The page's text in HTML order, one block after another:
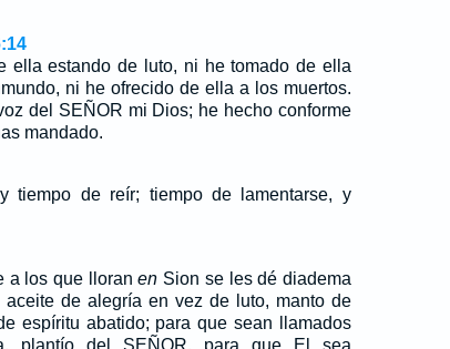
ella estando de luto, ni he tomado de ella
ni he ofrecido de ella a los muertos.
del SEÑOR mi Dios; he hecho conforme
mandado.
tiempo de reír; tiempo de lamentarse, y
a los que lloranen Sion se les dé diadema
de alegría en vez de luto, manto de
espíritu abatido; para que sean llamados
plantío del SEÑOR, para que El sea